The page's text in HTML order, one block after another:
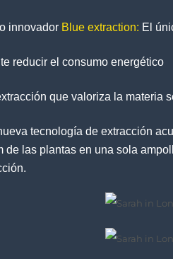
innovador Blue extraction: El
reducir el consumo energético
que valoriza la materia
tecnología de extracción
de las plantas en una sola